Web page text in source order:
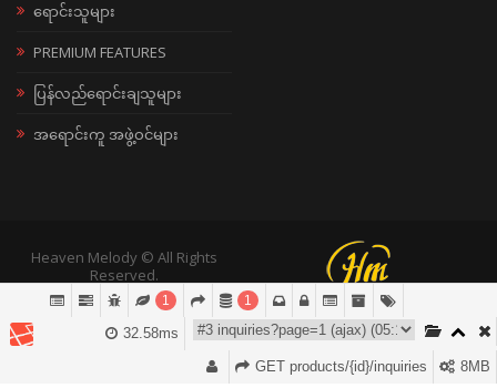
ရောင်းသူများ
PREMIUM FEATURES
ပြန်လည်ရောင်းချသူများ
အရောင်းကူ အဖွဲ့ဝင်များ
Heaven Melody © All Rights
Reserved.
1 1
32.58ms
8MB
GET products/{id}/inquiries